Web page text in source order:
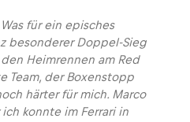
für ein episches
besonderer Doppel-Sieg
Heimrennen am Red
Team, der Boxenstopp
härter für mich. Marco
konnte im Ferrari in